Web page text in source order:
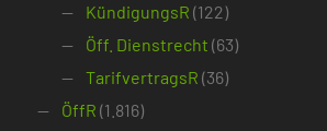
KündigungsR (122)
Öff. Dienstrecht (63)
TarifvertragsR (36)
ÖffR (1.816)